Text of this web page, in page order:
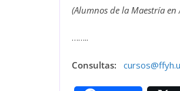
(Alumnos de la Maestría
……..
Consultas: